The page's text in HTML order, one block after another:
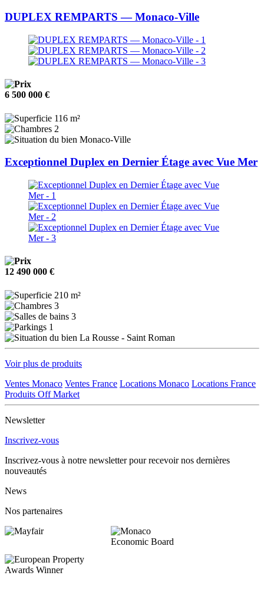
DUPLEX REMPARTS — Monaco-Ville
6 500 000 €
116 m²
2
Monaco-Ville
Exceptionnel Duplex en Dernier Étage avec Vue Mer
12 490 000 €
210 m²
3
3
1
La Rousse - Saint Roman
Voir plus de produits
Ventes Monaco Ventes France Locations Monaco Locations France
Produits Off Market
Newsletter
Inscrivez-vous
Inscrivez-vous à notre newsletter pour recevoir nos dernières
nouveautés
News
Nos partenaires